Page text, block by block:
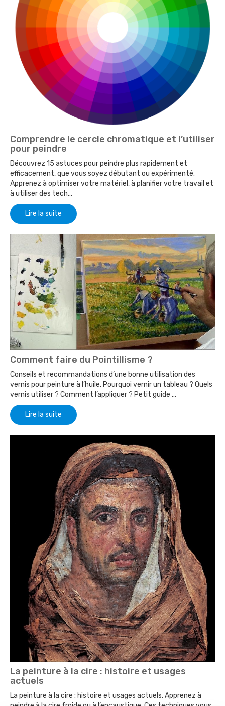
Comprendre le cercle chromatique et l’utiliser
pour peindre
Découvrez 15 astuces pour peindre plus rapidement et
efficacement, que vous soyez débutant ou expérimenté.
Apprenez à optimiser votre matériel, à planifier votre travail et
à utiliser des tech...
Lire la suite
Comment faire du Pointillisme ?
Conseils et recommandations d’une bonne utilisation des
vernis pour peinture à l’huile. Pourquoi vernir un tableau ? Quels
vernis utiliser ? Comment l’appliquer ? Petit guide ...
Lire la suite
La peinture à la cire : histoire et usages
actuels
La peinture à la cire : histoire et usages actuels. Apprenez à